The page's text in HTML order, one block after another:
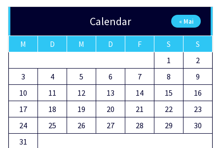
Calendar
M D M D F S
S
1
2
3
4 5 6 7 8
9
10
11 12 13 14 15
16
17
18 19 20 21 22
23
24
25 26 27 28 29
30
31
« Mai